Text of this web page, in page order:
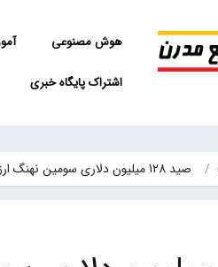
هوش مصنوعی
اشتراک پایگاه خبری
صید 128 میلیون دلاری سومین نهنگ ارز دیجیتال اتریوم از دریای…